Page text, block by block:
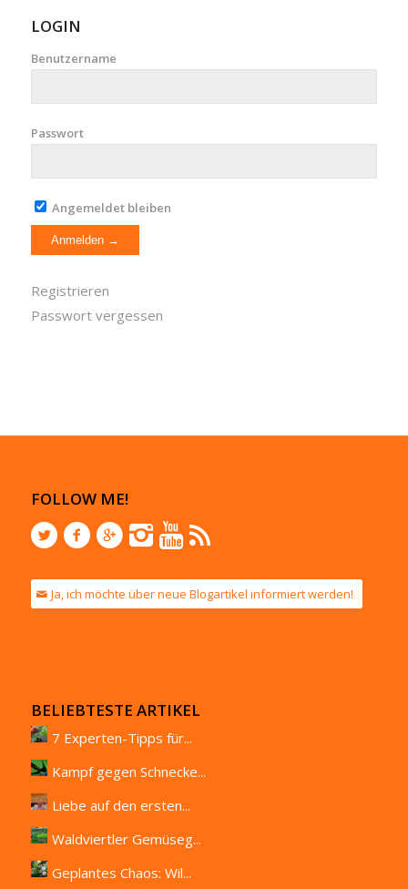
LOGIN
Benutzername
Passwort
Angemeldet bleiben
Registrieren
Passwort vergessen
FOLLOW ME!
Ja, ich möchte über neue Blogartikel informiert werden!
BELIEBTESTE ARTIKEL
7 Experten-Tipps für...
Kampf gegen Schnecke...
Liebe auf den ersten...
Waldviertler Gemüseg...
Geplantes Chaos: Wil...